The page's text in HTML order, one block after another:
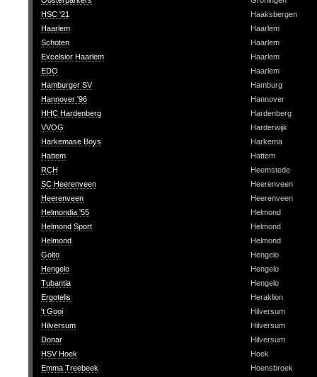
HSC '21
Haaksbergen
Haarlem
Haarlem
Schoten
Haarlem
Excelsior Haarlem
Haarlem
EDO
Haarlem
Hamburger SV
Hamburg
Hannover '96
Hannover
HHC Hardenberg
Hardenberg
VVOG
Harderwijk
Harkemase Boys
Harkema
Hattem
Hattem
RCH
Heemstede
SC Heerenveen
Heerenveen
Heerenveen
Heerenveen
Helmondia '55
Helmond
Helmond Sport
Helmond
Helmond
Helmond
Golto
Hengelo
Hengelo
Hengelo
Tubantia
Hengelo
Ergotelis
Heraklion
't Gooi
Hilversum
Hilversum
Hilversum
Donar
Hilversum
HSV Hoek
Hoek
Emma Treebeek
Hoensbroek